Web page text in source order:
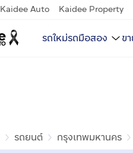
Kaidee Auto Kaidee Property
รถใหม่รถมือสอง ข
รถยนต์ กรุงเทพมหานคร